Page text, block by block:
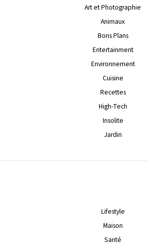
Art et Photographie
Animaux
Bons Plans
Entertainment
Environnement
Cuisine
Recettes
High-Tech
Insolite
Jardin
Lifestyle
Maison
Santé